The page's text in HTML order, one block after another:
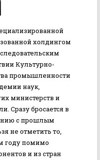
холдингом
Культурно-
промышленности
наук,
министерств и
Сразу бросается в
с прошлым
не отметить то,
году помимо
и из стран